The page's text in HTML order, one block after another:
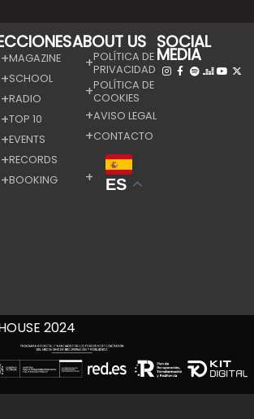
MAGAZINE
SCHOOL
RADIO
TOP 10
EVENTS
RECORDS
BOOKING
ABOUT US
POLÍTICA DE
PRIVACIDAD
POLÍTICA DE
COOKIES
AVISO LEGAL
CONTACTO
ES
SOCIAL
MEDIA
2024